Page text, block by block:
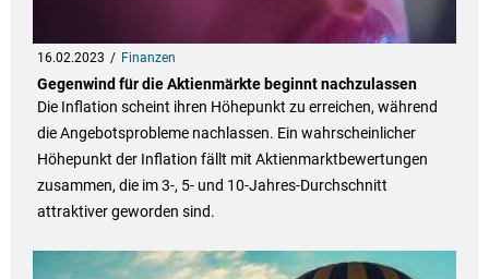
16.02.2023 Finanzen
Gegenwind für die Aktienmärkte beginnt nachzulassen
Die Inflation scheint ihren Höhepunkt zu erreichen, während
die Angebotsprobleme nachlassen. Ein wahrscheinlicher
Höhepunkt der Inflation fällt mit Aktienmarktbewertungen
zusammen, die im 3-, 5- und 10-Jahres-Durchschnitt
attraktiver geworden sind.